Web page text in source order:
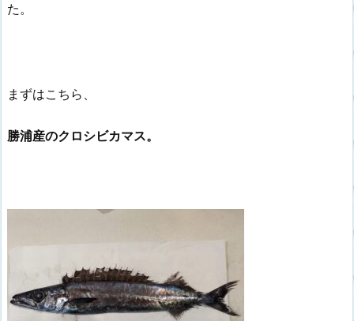
た。
まずはこちら、
勝浦産のクロシビカマス。